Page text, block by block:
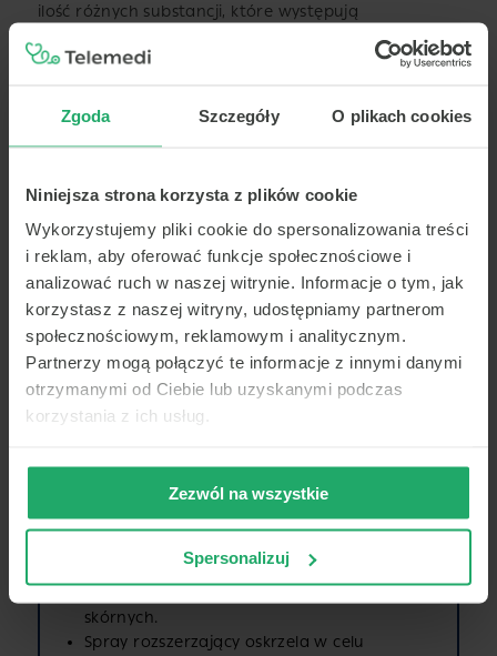
Zgoda Szczegóły O plikach cookies
Niniejsza strona korzysta z plików cookie
Wykorzystujemy pliki cookie do spersonalizowania treści
i reklam, aby oferować funkcje społecznościowe i
analizować ruch w naszej witrynie. Informacje o tym, jak
korzystasz z naszej witryny, udostępniamy partnerom
społecznościowym, reklamowym i analitycznym.
Partnerzy mogą połączyć te informacje z innymi danymi
otrzymanymi od Ciebie lub uzyskanymi podczas
korzystania z ich usług.
Zezwól na wszystkie
Spersonalizuj
ilość różnych substancji, które występują
w przetworzonych produktach spożywczych.
Alergicy muszą zachować szczególną
ostrożność podczas spożywania posiłków
ilości uczulających białek mogą u wielu osób
wywołać poważne reakcje alergiczne.
Pacjentom z ciężkimi alergiami pokarmowymi zaleca
się noszenie przy sobie przez cały czas specjalnego
zestawu ratunkowego. Zapobiega on zagrażającym
życiu powikłaniom w przypadku wystąpienia reakcji
alergicznych i zwykle zawiera następujące leki:
Lek przeciwhistaminowy w postaci tabletek,
neutralizujący neuroprzekaźnik histaminę.
Zastrzyk z adrenaliny, w celu zapobiegania
Kortyzon w postaci czopków lub kropli
skórnych.
Spray rozszerzający oskrzela w celu